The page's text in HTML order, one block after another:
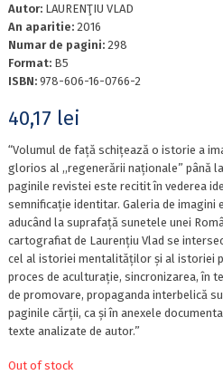
Autor: LAURENŢIU VLAD
An aparitie: 2016
Numar de pagini: 298
Format: B5
ISBN: 978-606-16-0766-2
40,17 lei
“Volumul de față schițează o istorie a
glorios al ,,regenerării naționale” până
paginile revistei este recitit în vederea
semnificație identitar. Galeria de imagini
aducând la suprafață sunetele unei
cartografiat de Laurențiu Vlad se
cel al istoriei mentalităților și al istoriei
proces de aculturație, sincronizarea, în
de promovare, propaganda interbelică
paginile cărții, ca și în anexele
texte analizate de autor.”
Out of stock